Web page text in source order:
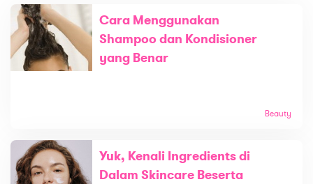
Cara Menggunakan
Shampoo dan Kondisioner
yang Benar
Beauty
Yuk, Kenali Ingredients di
Dalam Skincare Beserta